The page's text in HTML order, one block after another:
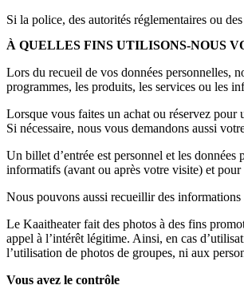
Si la police, des autorités réglementaires ou
À QUELLES FINS UTILISONS-NOUS
Lors du recueil de vos données personnelles,
programmes, les produits, les services ou les
Lorsque vous faites un achat ou réservez pour
Si nécessaire, nous vous demandons aussi
Un billet d’entrée est personnel et les
informatifs (avant ou après votre visite) et
Nous pouvons aussi recueillir des
Le Kaaitheater fait des photos à des fins
appel à l’intérêt légitime. Ainsi, en cas
l’utilisation de photos de groupes, ni aux
Vous avez le contrôle